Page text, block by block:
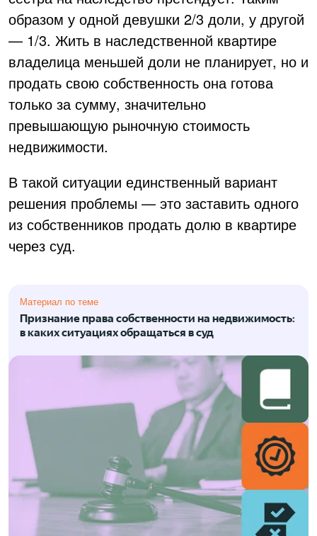
образом у одной девушки 2/3 доли, у другой
— 1/3. Жить в наследственной квартире
владелица меньшей доли не планирует, но и
продать свою собственность она готова
только за сумму, значительно
превышающую рыночную стоимость
недвижимости.
В такой ситуации единственный вариант
решения проблемы — это заставить одного
из собственников продать долю в квартире
через суд.
Материал по теме
Признание права собственности на недвижимость:
в каких ситуациях обращаться в суд